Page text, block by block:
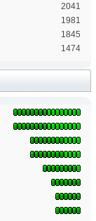
2041
1981
1845
1474